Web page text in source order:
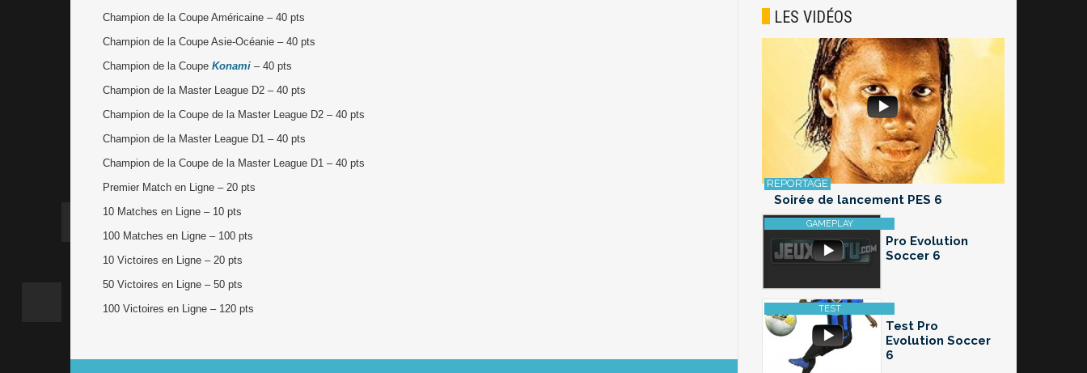
Champion de la Coupe Américaine – 40 pts
Champion de la Coupe Asie-Océanie – 40 pts
Champion de la Coupe Konami – 40 pts
Champion de la Master League D2 – 40 pts
Champion de la Coupe de la Master League D2 – 40 pts
Champion de la Master League D1 – 40 pts
Champion de la Coupe de la Master League D1 – 40 pts
Premier Match en Ligne – 20 pts
10 Matches en Ligne – 10 pts
100 Matches en Ligne – 100 pts
10 Victoires en Ligne – 20 pts
50 Victoires en Ligne – 50 pts
100 Victoires en Ligne – 120 pts
LES VIDÉOS
Soirée de lancement PES 6
Pro Evolution
Soccer 6
Test Pro
Evolution Soccer
6